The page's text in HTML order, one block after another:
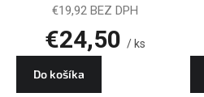
náradie, PLU
31586
€19,92 BEZ DPH
€24,50 / ks
Do košíka